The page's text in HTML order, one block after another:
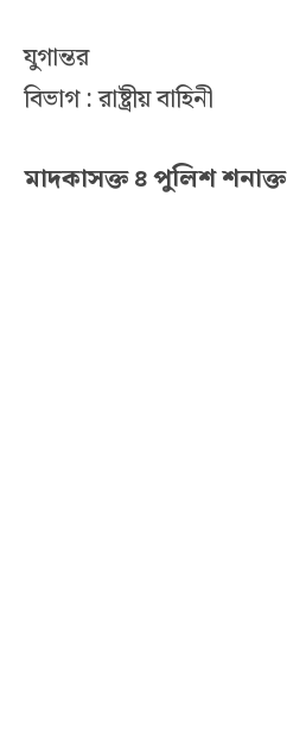
যুগান্তর
বিভাগ : রাষ্ট্রীয় বাহিনী
মাদকাসক্ত ৪ পুলিশ শনাক্ত